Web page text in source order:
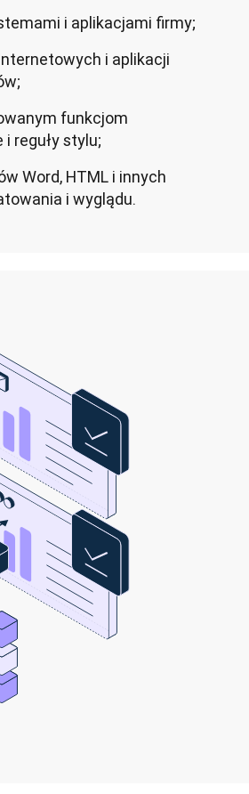
i aplikacjami firmy;
i aplikacji
funkcjom
reguły stylu;
Word, HTML i innych
i wyglądu.